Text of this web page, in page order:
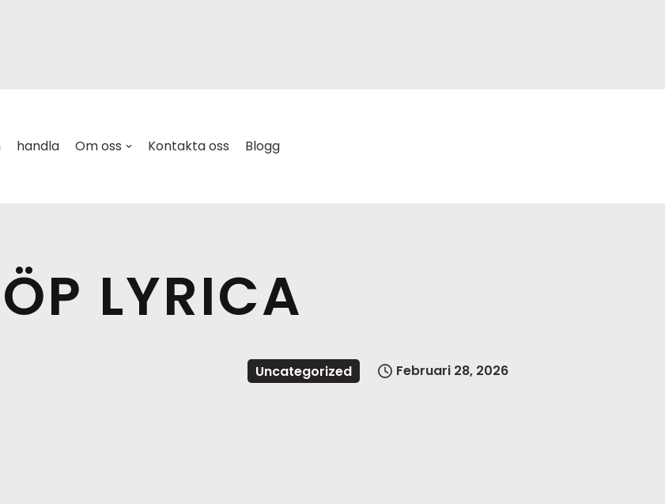
handla Om oss Kontakta oss Blogg
LYRICA
Uncategorized Februari 28, 2026